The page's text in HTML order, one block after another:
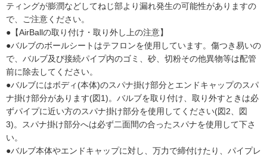
ティングが膨潤などしてねじ部より漏れ発生の可能性がありますの
で、ご注意ください。
●【AirBallの取り付け・取り外し上の注意】
●バルブのボールシートはテフロンを使用しています。傷つき易いの
で、バルブ及び接続パイプ内のゴミ、砂、切粉その他異物等は配管
前に除去してください。
●バルブにはボディ(本体)のスパナ掛け部分とエンドキャップのスパ
ナ掛け部分があります(図1)。バルブを取り付け、取り外すときは必
ずパイプに近い方のスパナ掛け部分を使用してください(図2、図
3)。スパナ掛け部分へは必ず二面間の合ったスパナを使用して下さ
い。
●バルブ本体やエンドキャップに対し、万力で締付けたり、パイプレ